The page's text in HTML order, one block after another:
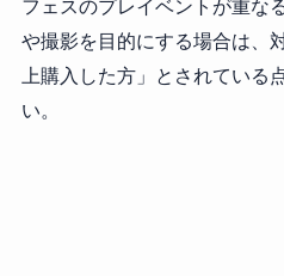
フェスのプレイベントが重な
や撮影を目的にする場合は、
上購入した方」とされている
い。